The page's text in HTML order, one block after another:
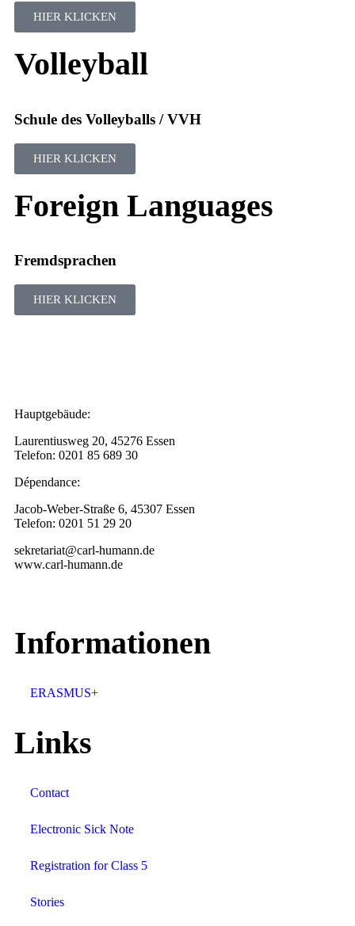
HIER KLICKEN
Volleyball
Schule des Volleyballs / VVH
HIER KLICKEN
Foreign Languages
Fremdsprachen
HIER KLICKEN
Hauptgebäude:
Laurentiusweg 20, 45276 Essen
Telefon: 0201 85 689 30
Dépendance:
Jacob-Weber-Straße 6, 45307 Essen
Telefon: 0201 51 29 20
sekretariat@carl-humann.de
www.carl-humann.de
Informationen
ERASMUS+
Links
Contact
Electronic Sick Note
Registration for Class 5
Stories